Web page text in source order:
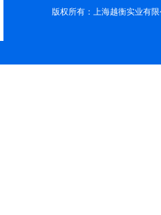
版权所有：上海越衡实业有